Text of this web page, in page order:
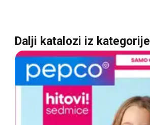
Dalji katalozi iz kategorije